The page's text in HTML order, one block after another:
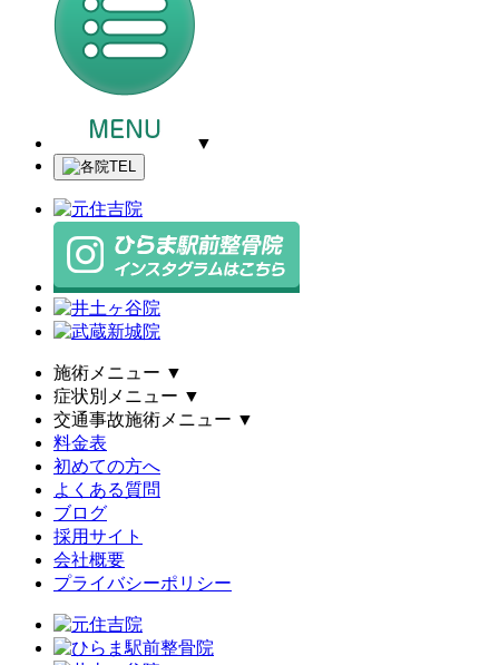
▼
施術メニュー ▼
症状別メニュー ▼
交通事故施術メニュー ▼
料金表
初めての方へ
よくある質問
ブログ
採用サイト
会社概要
プライバシーポリシー